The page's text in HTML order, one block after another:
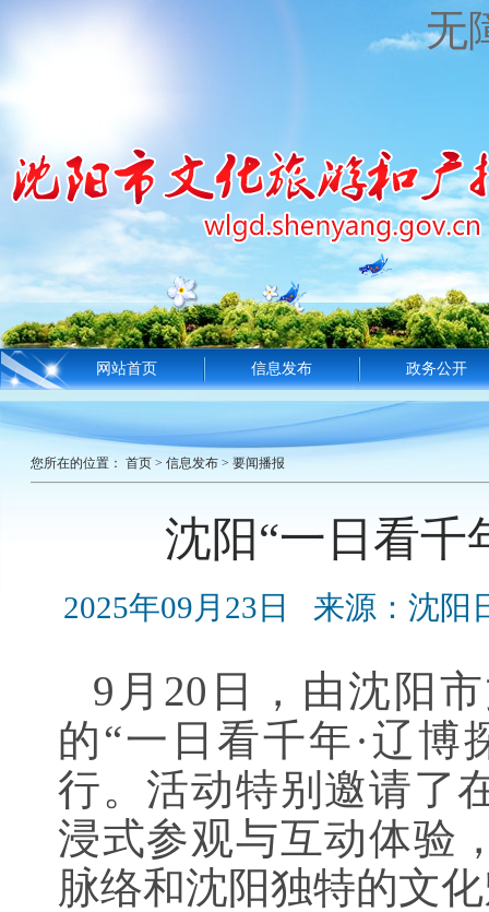
无
网站首页 信息发布 政务公开
您所在的位置： 首页 > 信息发布 > 要闻播报
沈阳“一日看千
2025年09月23日 来源：沈阳
9月20日，由沈阳
的“一日看千年·辽博
行。活动特别邀请了
浸式参观与互动体验
脉络和沈阳独特的文